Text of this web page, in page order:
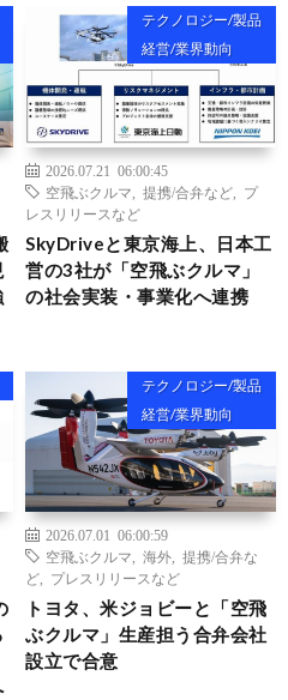
テクノロジー/製品
経営/業界動向
2026.07.21 06:00:45
空飛ぶクルマ
提携/合弁など
プ
レスリリースなど
SkyDriveと東京海上、日本工
営の3社が「空飛ぶクルマ」
の社会実装・事業化へ連携
テクノロジー/製品
経営/業界動向
2026.07.01 06:00:59
空飛ぶクルマ
海外
提携/合弁な
ど
プレスリリースなど
トヨタ、米ジョビーと「空飛
ぶクルマ」生産担う合弁会社
設立で合意